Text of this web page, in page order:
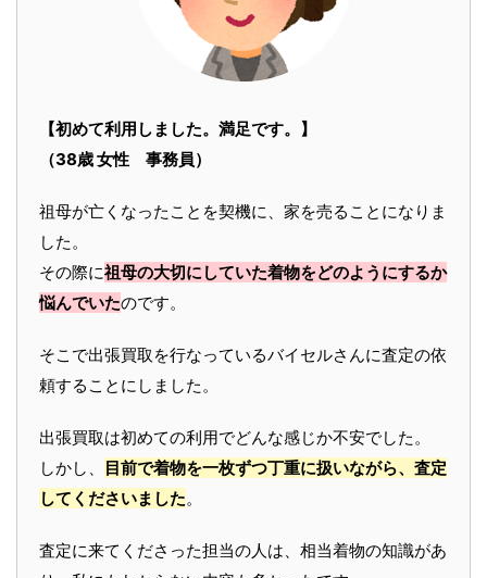
【初めて利用しました。満足です。】
（38歳 女性 事務員）
祖母が亡くなったことを契機に、家を売ることになりま
した。
その際に祖母の大切にしていた着物をどのようにするか
悩んでいたのです。
そこで出張買取を行なっているバイセルさんに査定の依
頼することにしました。
出張買取は初めての利用でどんな感じか不安でした。
しかし、
目前で着物を一枚ずつ丁重に扱いながら、査定
してくださいました。
査定に来てくださった担当の人は、相当着物の知識があ